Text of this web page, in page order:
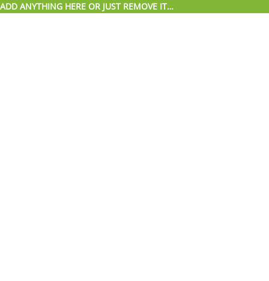
ADD ANYTHING HERE OR JUST REMOVE IT…